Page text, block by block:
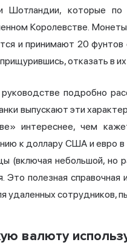
Шотландии, которые
Королевстве.
и принимают 20 фунтов
отказать в
подробно
выпускают эти
интереснее, чем
к доллару США и евро в
(включая небольшой, но
Это полезная
удаленных сотрудников,
валюту